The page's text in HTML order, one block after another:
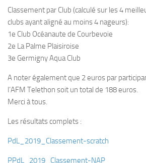
Plongeur N1
Plongeur N2
Guide de palanquée N4
Moniteur Fédéral
Classement par Club (calculé sur les 4
clubs ayant aligné au moins 4 nageurs):
1e Club Océanaute de Courbevoie
2e La Palme Plaisiroise
3e Germigny Aqua Club
A noter également que 2 euros par
l’AFM Telethon soit un total de 188 euros.
Merci à tous.
Les résultats complets :
PdL_2019_Classement-scratch
PPdL_2019_Classement-NAP